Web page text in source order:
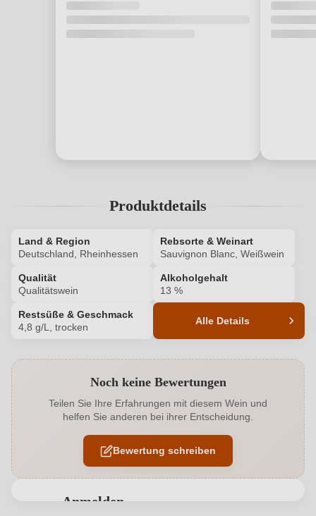
Produktdetails
Land & Region
Deutschland, Rheinhessen
Rebsorte & Weinart
Sauvignon Blanc, Weißwein
Qualität
Qualitätswein
Alkoholgehalt
13 %
Restsüße & Geschmack
4,8 g/L, trocken
Alle Details
Alkoholgehalt in % 13 %
Allergene Enthält Sulfite
Ausbau Edelstahltank
Noch keine Bewertungen
Teilen Sie Ihre Erfahrungen mit diesem Wein und
helfen Sie anderen bei ihrer Entscheidung.
Bewertung schreiben
Anmelden